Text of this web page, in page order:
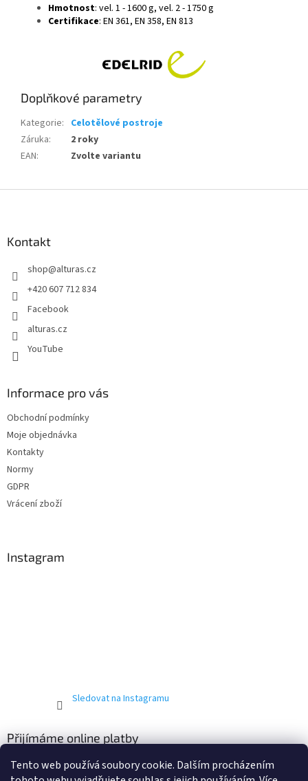
Tento web používá soubory cookie. Dalším procházením
Hmotnost: vel. 1 - 1600 g, vel. 2 - 1750 g
Certifikace: EN 361, EN 358, EN 813
Doplňkové parametry
Kategorie: Celotělové postroje
Záruka:
2 roky
EAN: Zvolte variantu
Kontakt
shop@alturas.cz
+420 607 712 834
Facebook
alturas.cz
YouTube
Informace pro vás
Obchodní podmínky
Moje objednávka
Kontakty
Normy
GDPR
Vrácení zboží
Instagram
Sledovat na Instagramu
Přijímáme online platby